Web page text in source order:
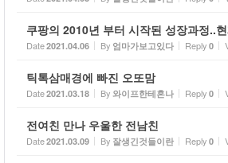
쿠팡의 2010년 부터 시작된 성장과정..
Date2021.04.06 By 엄마가보고있다 Reply 0
틱톡삼매경에 빠진 오또맘
Date2021.03.18 By 와이프한테혼나 Reply 0
전여친 만나 우울한 전남친
Date2021.03.09 By 잘생긴것들이란 Reply 0